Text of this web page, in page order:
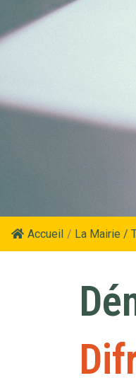
Accueil / La Mairie /